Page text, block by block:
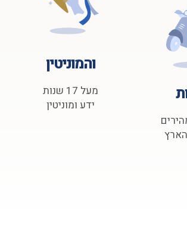
והמוניטין
מעל 17 שנות
ידע ומוניטין